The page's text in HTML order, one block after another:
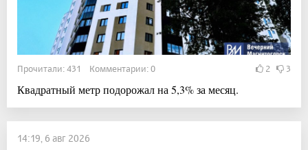
Прочитали: 431 Комментарии: 0 2 3
Квадратный метр подорожал на 5,3% за месяц.
14:19, 6 авг 2026